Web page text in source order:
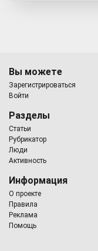
Вы можете
Зарегистрироваться
Войти
Разделы
Статьи
Рубрикатор
Люди
Активность
Информация
О проекте
Правила
Реклама
Помощь